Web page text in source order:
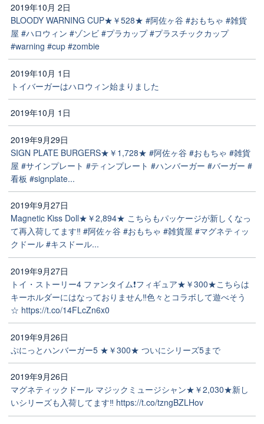
2019年10月 2日
BLOODY WARNING CUP★￥528★ #阿佐ヶ谷 #おもちゃ #雑貨
屋 #ハロウィン #ゾンビ #プラカップ #プラスチックカップ
#warning #cup #zombie
2019年10月 1日
トイバーガーはハロウィン始まりました
2019年10月 1日
2019年9月29日
SIGN PLATE BURGERS★￥1,728★ #阿佐ヶ谷 #おもちゃ #雑貨
屋 #サインプレート #ティンプレート #ハンバーガー #バーガー #
看板 #signplate...
2019年9月27日
Magnetic Kiss Doll★￥2,894★ こちらもパッケージが新しくなっ
て再入荷してます‼️ #阿佐ヶ谷 #おもちゃ #雑貨屋 #マグネティッ
クドール #キスドール...
2019年9月27日
トイ・ストーリー4 ファンタイム❗フィギュア★￥300★こちらは
キーホルダーにはなっておりません‼️色々とコラボして遊べそう
☆ https://t.co/14FLcZn6x0
2019年9月26日
ぷにっとハンバーガー5 ★￥300★ ついにシリーズ5まで
2019年9月26日
マグネティックドール マジックミュージシャン★￥2,030★新し
いシリーズも入荷してます‼️ https://t.co/tzngBZLHov